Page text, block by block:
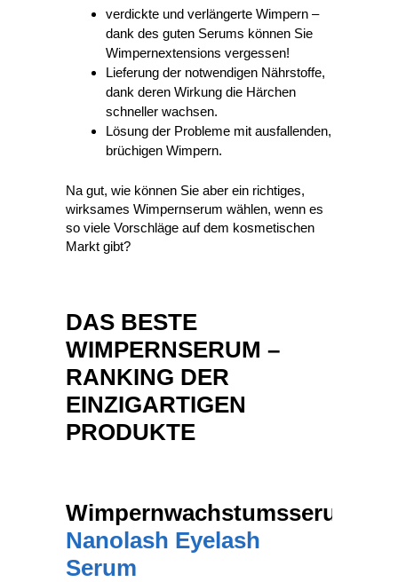
verdickte und verlängerte Wimpern –
dank des guten Serums können Sie
Wimpernextensions vergessen!
Lieferung der notwendigen Nährstoffe,
dank deren Wirkung die Härchen
schneller wachsen.
Lösung der Probleme mit ausfallenden,
brüchigen Wimpern.
Na gut, wie können Sie aber ein richtiges,
wirksames Wimpernserum wählen, wenn es
so viele Vorschläge auf dem kosmetischen
Markt gibt?
DAS BESTE
WIMPERNSERUM –
RANKING DER
EINZIGARTIGEN
PRODUKTE
Wimpernwachstumsserum
Nanolash Eyelash
Serum